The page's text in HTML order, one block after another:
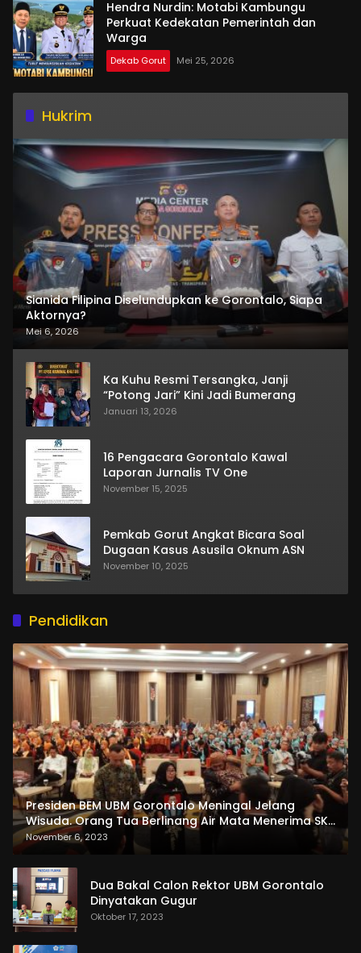
Hendra Nurdin: Motabi Kambungu
Perkuat Kedekatan Pemerintah dan
Warga
Dekab Gorut Mei 25, 2026
Hukrim
Sianida Filipina Diselundupkan ke Gorontalo, Siapa
Aktornya?
Mei 6, 2026
Ka Kuhu Resmi Tersangka, Janji
“Potong Jari” Kini Jadi Bumerang
Januari 13, 2026
16 Pengacara Gorontalo Kawal
Laporan Jurnalis TV One
November 15, 2025
Pemkab Gorut Angkat Bicara Soal
Dugaan Kasus Asusila Oknum ASN
November 10, 2025
Pendidikan
Presiden BEM UBM Gorontalo Meningal Jelang
Wisuda. Orang Tua Berlinang Air Mata Menerima SKL
dan Pemasangan Salempang
November 6, 2023
Dua Bakal Calon Rektor UBM Gorontalo
Dinyatakan Gugur
Oktober 17, 2023